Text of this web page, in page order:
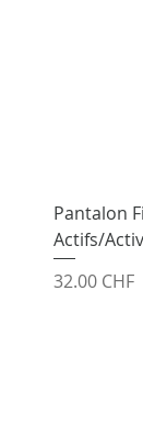
Pantalon
Actifs/
Prix
32.00 CHF